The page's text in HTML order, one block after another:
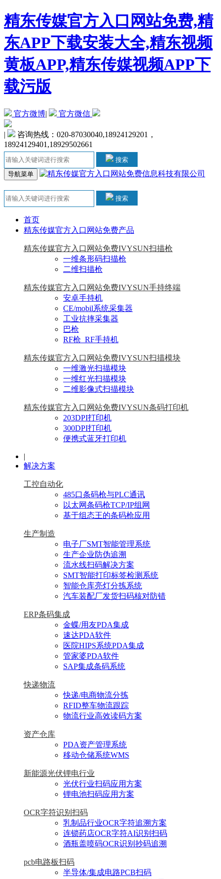
精东传媒官方入口网站免费,精
东APP下载安装大全,精东视频
黄板APP,精东传媒视频APP下
载污版
官方微博| 官方微信
|
咨询热线：020-87030040,18924129201，
18924129401,18929502661
搜索
导航菜单
搜索
首页
精东传媒官方入口网站免费产品
精东传媒官方入口网站免费IVYSUN扫描枪
一维条形码扫描枪
二维扫描枪
精东传媒官方入口网站免费IVYSUN手持终端
安卓手持机
CE/mobil系统采集器
工业抗摔采集器
巴枪
RF枪_RF手持机
精东传媒官方入口网站免费IVYSUN扫描模块
一维激光扫描模块
一维红光扫描模块
二维影像式扫描模块
精东传媒官方入口网站免费IVYSUN条码打印机
203DPI打印机
300DPI打印机
便携式蓝牙打印机
|
解决方案
工控自动化
485口条码枪与PLC通讯
以太网条码枪TCP/IP组网
基于组态王的条码枪应用
生产制造
电子厂SMT智能管理系统
生产企业防伪追溯
流水线扫码解决方案
SMT智能打印标签检测系统
智能仓库亮灯分拣系统
汽车装配厂发货扫码核对防错
ERP条码集成
金蝶/用友PDA集成
速达PDA软件
医院HIPS系统PDA集成
管家婆PDA软件
SAP集成条码系统
快递物流
快递/电商物流分拣
RFID整车物流跟踪
物流行业高效读码方案
资产仓库
PDA资产管理系统
移动仓储系统WMS
新能源光伏锂电行业
光伏行业扫码应用方案
锂电池扫码应用方案
OCR字符识别扫码
乳制品行业OCR字符追溯方案
连锁药店OCR字符AI识别扫码
酒瓶盖喷码OCR识别抄码追溯
pcb电路板扫码
半导体/集成电路PCB扫码